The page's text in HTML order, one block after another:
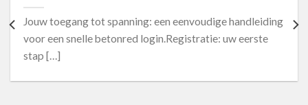
Jouw toegang tot spanning: een eenvoudige handleiding
voor een snelle betonred login.Registratie: uw eerste
stap […]